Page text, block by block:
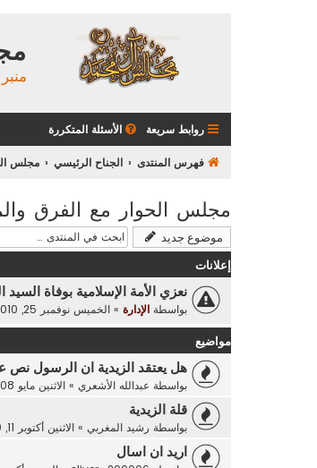
روابط سريعة الأسئلة المتكررة
فهرس المنتدى الجناح الرئيسي مجلس
مجلس الحوار مع الفرق
موضوع جديد
إعلانات
نعزي الأمة الإسلامية بوفاة السيد
بواسطة الإدارة » الخميس نوفمبر 25, 2010 9:10 pm
مواضيع
هل يعتقد الزيدية ان الرسول
بواسطة عبدالله الأشعري » الاثنين مايو 08, 2017 2:03 am
قلة الزيدية
بواسطة رشيد المغربي » الاثنين أكتوبر 11, 2010 4:32 pm
اريد ان اسال